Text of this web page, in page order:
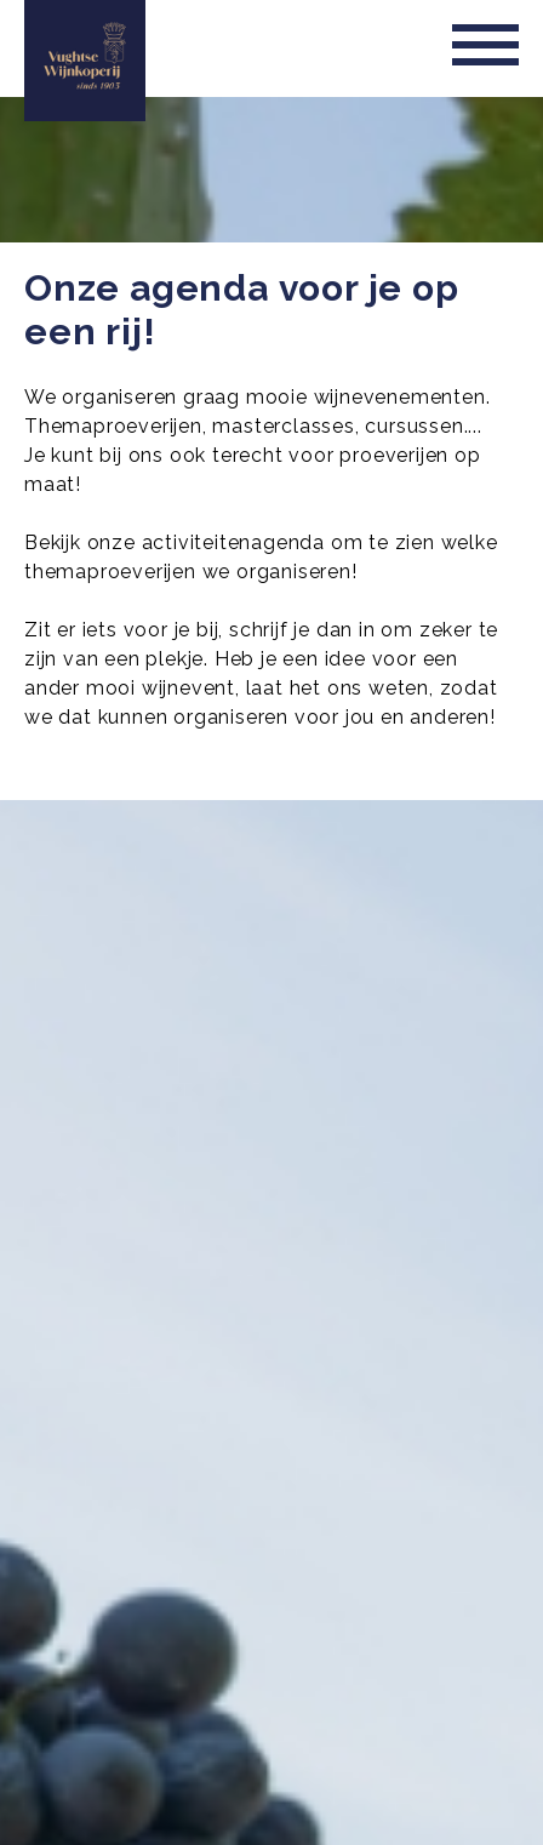
Onze agenda voor je op
een rij!
We organiseren graag mooie wijnevenementen.
Themaproeverijen, masterclasses, cursussen....
Je kunt bij ons ook terecht voor proeverijen op
maat!
Bekijk onze activiteitenagenda om te zien welke
themaproeverijen we organiseren!
Zit er iets voor je bij, schrijf je dan in om zeker te
zijn van een plekje. Heb je een idee voor een
ander mooi wijnevent, laat het ons weten, zodat
we dat kunnen organiseren voor jou en anderen!